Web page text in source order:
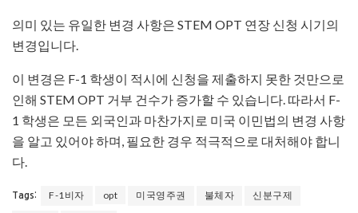
의미 있는 유일한 변경 사항은 STEM OPT 연장 신청 시기의
변경입니다.
이 변경은 F-1 학생이 적시에 신청을 제출하지 못한 것만으로
인해 STEM OPT 거부 건수가 증가할 수 있습니다. 따라서 F-
1 학생은 모든 외국인과 마찬가지로 미국 이민법의 변경 사항
을 알고 있어야 하며, 필요한 경우 적극적으로 대처해야 합니
다.
Tags: F-1비자 opt 미국영주권 불체자 신분구제